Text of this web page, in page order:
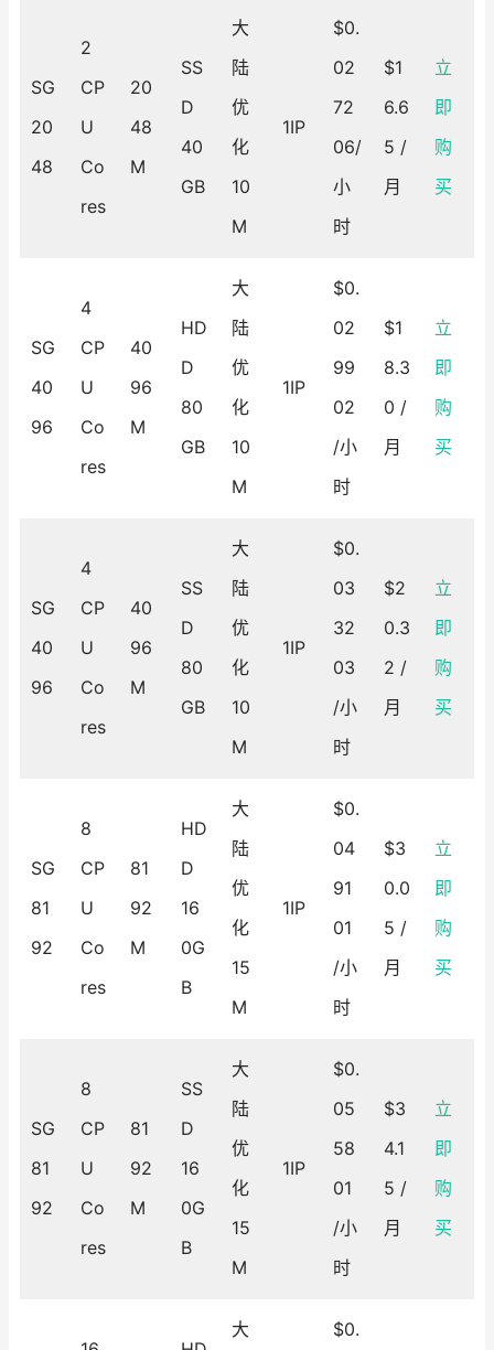
SG
20
48
2
CP
U
Co
res
20
48
M
SS
D
40
GB
大
陆
优
化
10
M
1IP
$0.
02
72
06/
小
时
$1
6.6
5 /
月
立
即
购
买
SG
40
96
4
CP
U
Co
res
40
96
M
HD
D
80
GB
大
陆
优
化
10
M
1IP
$0.
02
99
02
/小
时
$1
8.3
0 /
月
立
即
购
买
SG
40
96
4
CP
U
Co
res
40
96
M
SS
D
80
GB
大
陆
优
化
10
M
1IP
$0.
03
32
03
/小
时
$2
0.3
2 /
月
立
即
购
买
SG
81
92
8
CP
U
Co
res
81
92
M
HD
D
16
0G
B
大
陆
优
化
15
M
1IP
$0.
04
91
01
/小
时
$3
0.0
5 /
月
立
即
购
买
SG
81
92
8
CP
U
Co
res
81
92
M
SS
D
16
0G
B
大
陆
优
化
15
M
1IP
$0.
05
58
01
/小
时
$3
4.1
5 /
月
立
即
购
买
大 $0.